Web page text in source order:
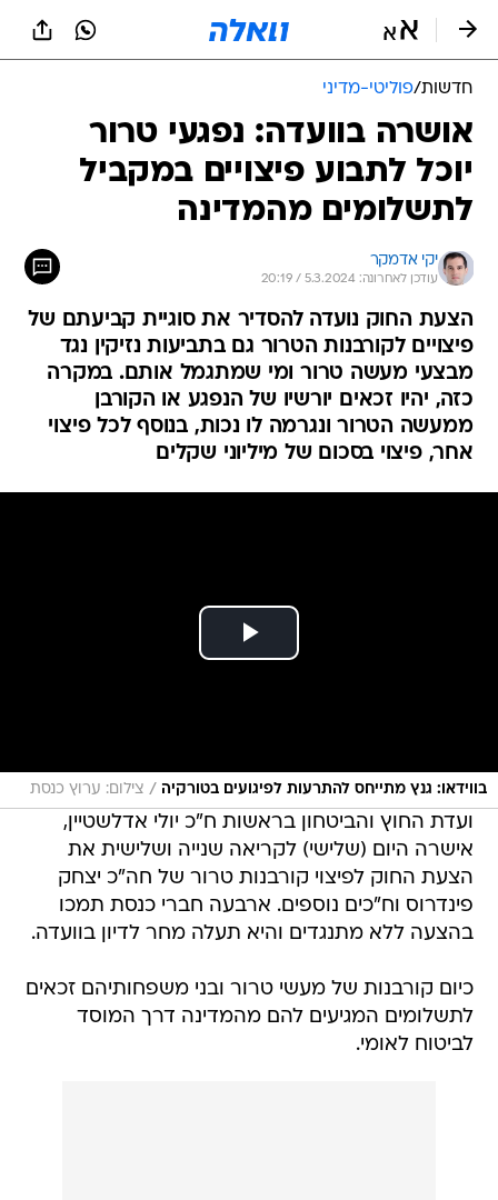
חדשות/פוליטי-מדיני
אושרה בוועדה: נפגעי טרור
יוכל לתבוע פיצויים במקביל
לתשלומים מהמדינה
יקי אדמקר
עודכן לאחרונה: 5.3.2024 / 20:19
הצעת החוק נועדה להסדיר את סוגיית קביעתם של
פיצויים לקורבנות הטרור גם בתביעות נזיקין נגד
מבצעי מעשה טרור ומי שמתגמל אותם. במקרה
כזה, יהיו זכאים יורשיו של הנפגע או הקורבן
ממעשה הטרור ונגרמה לו נכות, בנוסף לכל פיצוי
אחר, פיצוי בסכום של מיליוני שקלים
בווידאו: גנץ מתייחס להתרעות לפיגועים בטורקיה / צילום: ערוץ כנסת
ועדת החוץ והביטחון בראשות ח"כ יולי אדלשטיין,
אישרה היום (שלישי) לקריאה שנייה ושלישית את
הצעת החוק לפיצוי קורבנות טרור של חה"כ יצחק
פינדרוס וח"כים נוספים. ארבעה חברי כנסת תמכו
בהצעה ללא מתנגדים והיא תעלה מחר לדיון בוועדה.
כיום קורבנות של מעשי טרור ובני משפחותיהם זכאים
לתשלומים המגיעים להם מהמדינה דרך המוסד
לביטוח לאומי.